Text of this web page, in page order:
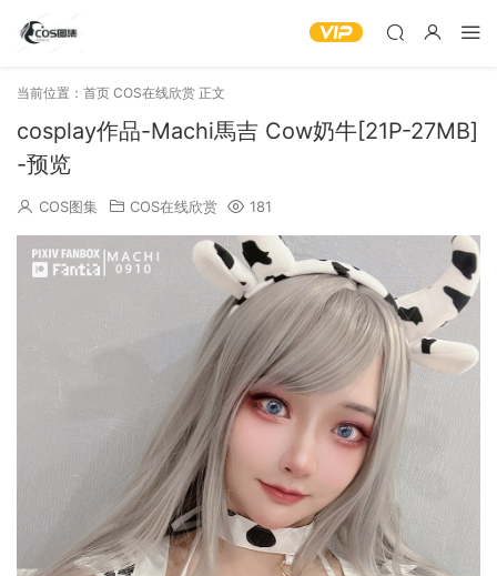
当前位置： 首页 COS在线欣赏 正文
cosplay作品-Machi馬吉 Cow奶牛[21P-27MB]
-预览
COS图集 COS在线欣赏 181